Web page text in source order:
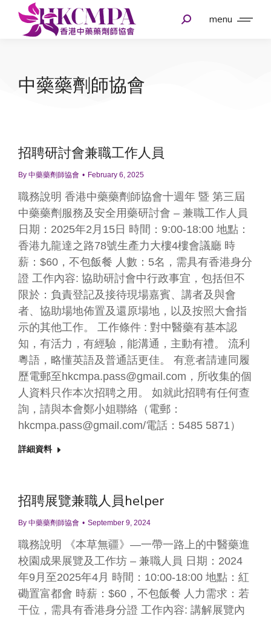
menu
中藥藥劑師協會
招聘研討會兼職工作人員
By 中藥藥劑師協會 February 6, 2025
職務說明 香港中藥藥劑師協會十週年 暨 第三屆
中藥藥劑服務及安全用藥研討會 – 兼職工作人員
日期：2025年2月15日 時間：9:00-18:00 地點：
香港九龍達之路78號生產力大樓4樓會議廳 時
薪：$60，不包飯餐 人數：5名，需具有香港身分
證 工作內容: 協助研討會中行政事宜，包括但不
限於：負責登記及接待現場嘉賓、講者及與會
者、協助場地佈置及還原場地，以及按照大會指
示的其他工作。 工作條件 : 對中醫藥有基本認
知，有活力，有經驗，能溝通，主動有禮。 流利
粵語，略懂英語及普通話更佳。 有意者請連同履
歷電郵至hkcmpa.pass@gmail.com，所收集的個
人資料只作本次招聘之用。 如就此招聘有任何查
詢，請與本會鄭小姐聯絡（電郵：
hkcmpa.pass@gmail.com/電話：5485 5871）
詳細資料
招聘展覽兼職人員helper
By 中藥藥劑師協會 September 9, 2024
職務說明 《本草無疆》—一帶一路上的中醫藥進
校園成果展覽及工作坊 – 兼職人員 日期：2024
年9月至2025年4月 時間：10:00-18:00 地點：紅
磡置富都會 時薪：$60，不包飯餐 人力需求：若
干位，需具有香港身分證 工作內容: 講解展覽內